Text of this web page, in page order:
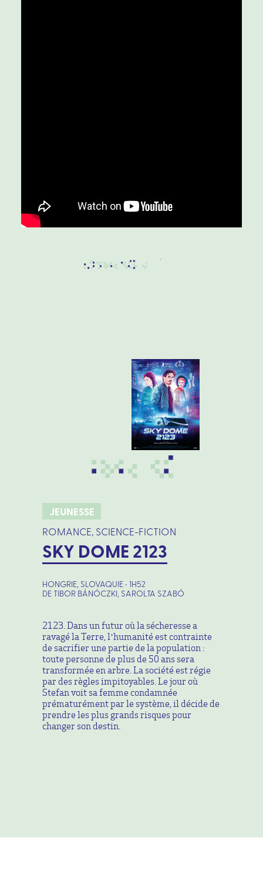
JEUNESSE
ROMANCE, SCIENCE-FICTION
SKY DOME 2123
HONGRIE, SLOVAQUIE • 1H52
DE TIBOR BÁNÓCZKI, SAROLTA SZABÓ
2123. Dans un futur où la sécheresse a
ravagé la Terre, l’humanité est contrainte
de sacrifier une partie de la population :
toute personne de plus de 50 ans sera
transformée en arbre. La société est régie
par des règles impitoyables. Le jour où
Stefan voit sa femme condamnée
prématurément par le système, il décide de
prendre les plus grands risques pour
changer son destin.